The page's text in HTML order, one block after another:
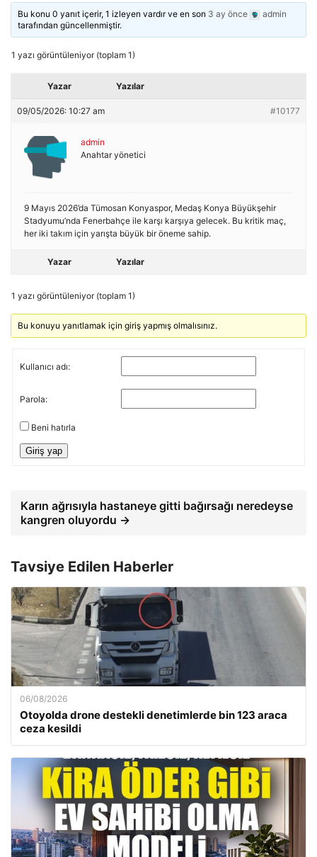
Bu konu 0 yanıt içerir, 1 izleyen vardır ve en son 3 ay önce
admin
tarafından güncellenmiştir.
1 yazı görüntüleniyor (toplam 1)
Yazar Yazılar
09/05/2026: 10:27 am #10177
admin
Anahtar yönetici
9 Mayıs 2026’da Tümosan Konyaspor, Medaş Konya Büyükşehir
Stadyumu’nda Fenerbahçe ile karşı karşıya gelecek. Bu kritik maç,
her iki takım için yarışta büyük bir öneme sahip.
Yazar Yazılar
1 yazı görüntüleniyor (toplam 1)
Bu konuyu yanıtlamak için giriş yapmış olmalısınız.
Kullanıcı adı:
Parola:
Beni hatırla
Giriş yap
Karın ağrısıyla hastaneye gitti bağırsağı neredeyse
kangren oluyordu →
Tavsiye Edilen Haberler
06/08/2026
Otoyolda drone destekli denetimlerde bin 123 araca
ceza kesildi